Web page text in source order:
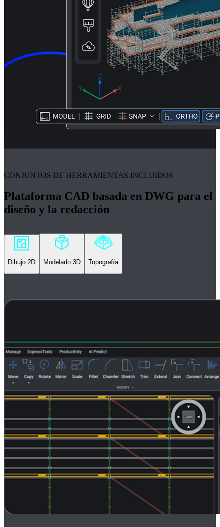
CONJUNTOS DE HERRAMIENTAS INCLUIDOS
Plataforma CAD basada en DWG para el
diseño y la redacción
Dibujo 2D Modelado 3D Topografía